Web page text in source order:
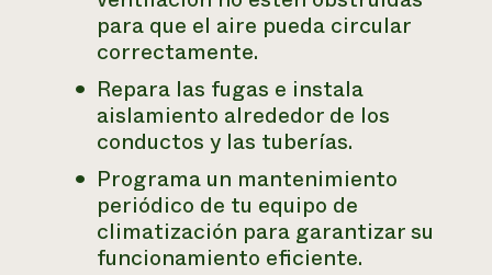
para que el aire pueda circular
correctamente.
Repara las fugas e instala
aislamiento alrededor de los
conductos y las tuberías.
Programa un mantenimiento
periódico de tu equipo de
climatización para garantizar su
funcionamiento eficiente.